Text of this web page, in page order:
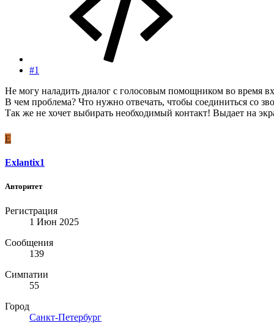
#1
Не могу наладить диалог с голосовым помощником во время
В чем проблема? Что нужно отвечать, чтобы соединиться со
Так же не хочет выбирать необходимый контакт! Выдает на
E
Exlantix1
Авторитет
Регистрация
1 Июн 2025
Сообщения
139
Симпатии
55
Город
Санкт-Петербург